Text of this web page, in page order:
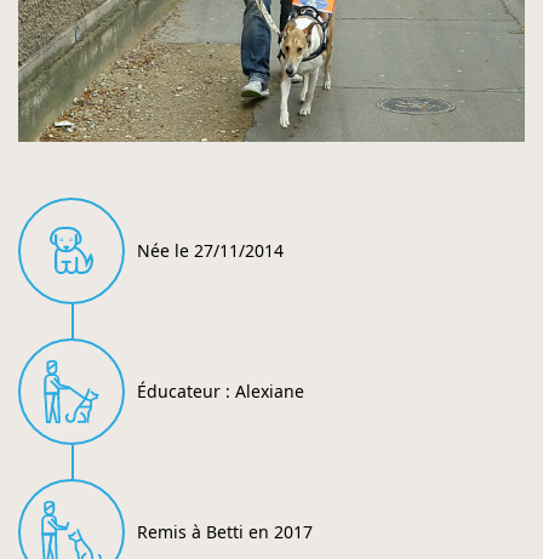
Née le 27/11/2014
Éducateur : Alexiane
Remis à Betti en 2017